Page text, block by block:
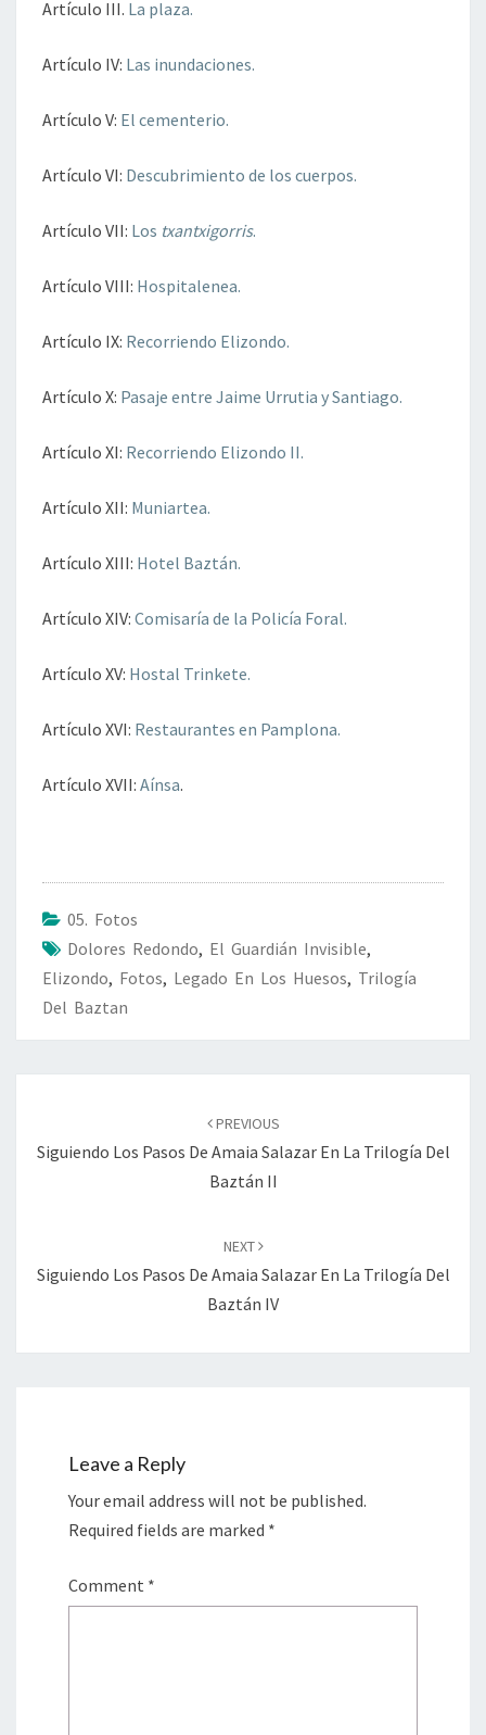
Artículo III. La plaza.
Artículo IV: Las inundaciones.
Artículo V: El cementerio.
Artículo VI: Descubrimiento de los cuerpos.
Artículo VII: Los txantxigorris.
Artículo VIII: Hospitalenea.
Artículo IX: Recorriendo Elizondo.
Artículo X: Pasaje entre Jaime Urrutia y Santiago.
Artículo XI: Recorriendo Elizondo II.
Artículo XII: Muniartea.
Artículo XIII: Hotel Baztán.
Artículo XIV: Comisaría de la Policía Foral.
Artículo XV: Hostal Trinkete.
Artículo XVI: Restaurantes en Pamplona.
Artículo XVII: Aínsa.
05. Fotos
Dolores Redondo, El Guardián Invisible,
Elizondo, Fotos, Legado En Los Huesos, Trilogía
Del Baztan
PREVIOUS
Siguiendo Los Pasos De Amaia Salazar En La Trilogía Del
Baztán II
NEXT
Siguiendo Los Pasos De Amaia Salazar En La Trilogía Del
Baztán IV
Leave a Reply
Your email address will not be published.
Required fields are marked *
Comment *